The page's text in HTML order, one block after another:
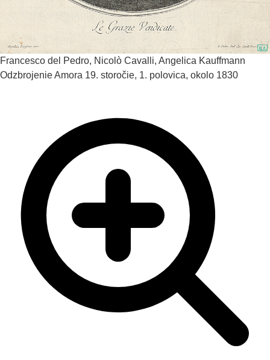
Francesco del Pedro, Nicolò Cavalli, Angelica Kauffmann
Odzbrojenie Amora 19. storočie, 1. polovica, okolo 1830